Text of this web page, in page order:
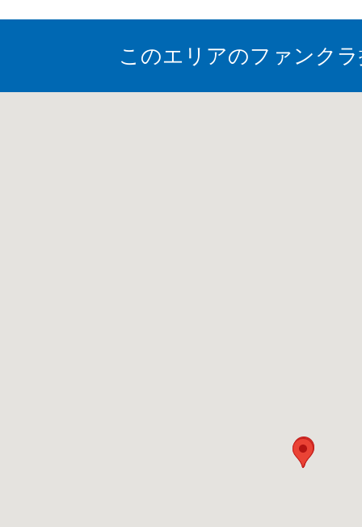
このエリアのファンク